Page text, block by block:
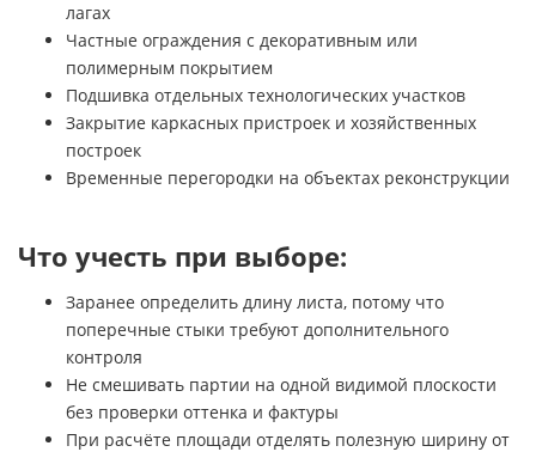
лагах
Частные ограждения с декоративным или
полимерным покрытием
Подшивка отдельных технологических участков
Закрытие каркасных пристроек и хозяйственных
построек
Временные перегородки на объектах реконструкции
Что учесть при выборе:
Заранее определить длину листа, потому что
поперечные стыки требуют дополнительного
контроля
Не смешивать партии на одной видимой плоскости
без проверки оттенка и фактуры
При расчёте площади отделять полезную ширину от